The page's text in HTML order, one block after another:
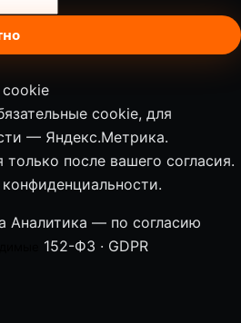
cookie, для
— Яндекс.Метрика.
только после вашего согласия.
.
Аналитика — по согласию
152-ФЗ · GDPR